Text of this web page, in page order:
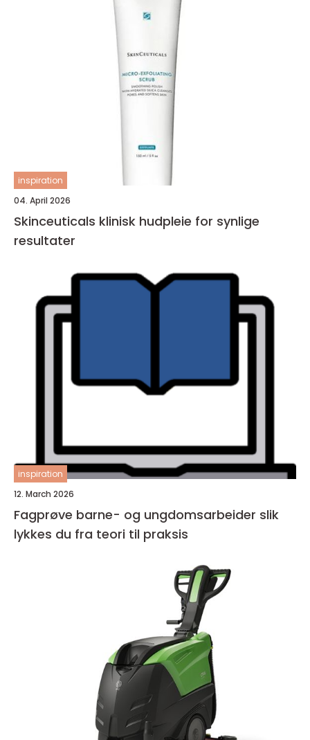
inspiration
04. April 2026
Skinceuticals klinisk hudpleie for synlige
resultater
inspiration
12. March 2026
Fagprøve barne- og ungdomsarbeider slik
lykkes du fra teori til praksis